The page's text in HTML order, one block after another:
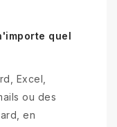
quel
Excel,
ou des
en